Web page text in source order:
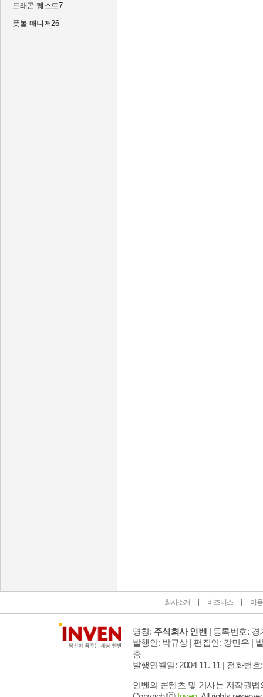
드래곤 퀘스트7
풋볼 매니저26
회사소개 비즈니스 이
명칭: 주식회사 인벤 | 등록번호: 경
발행인: 박규상 | 편집인: 강민우 |
층
발행연월일: 2004 11. 11 | 전화번호
인벤의 콘텐츠 및 기사는 저작권